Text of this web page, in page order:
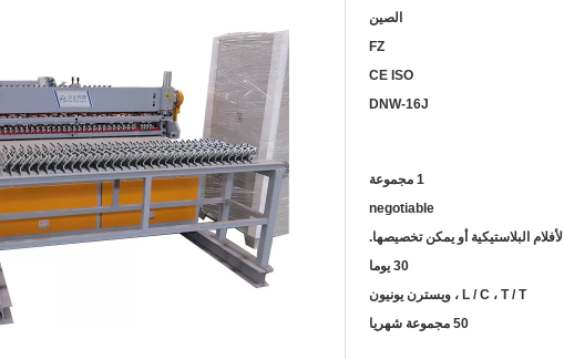
الصين
FZ
CE ISO
DNW-16J
1 مجموعة
negotiable
الأفلام البلاستيكية أو يمكن تخصيصها.
30 يوما
L / C ، T / T ، ويسترن يونيون
50 مجموعة شهريا